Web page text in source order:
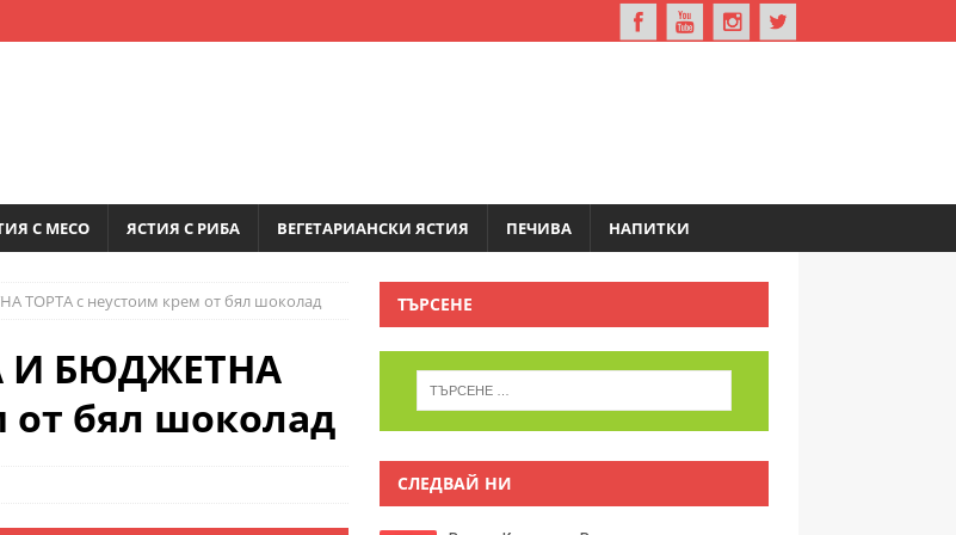
С МЕСО ЯСТИЯ С РИБА ВЕГЕТАРИАНСКИ ЯСТИЯ ПЕЧИВА НАПИТКИ
с неустоим крем от бял шоколад
И БЮДЖЕТНА
от бял шоколад
ТЪРСЕНЕ
СЛЕДВАЙ НИ